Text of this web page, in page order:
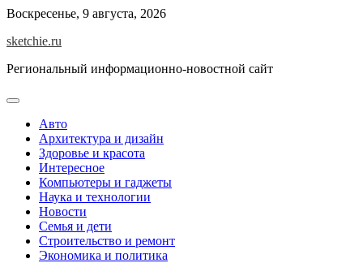
Skip
content
Воскресенье, 9 августа, 2026
sketchie.ru
Региональный информационно-новостной сайт
Авто
Архитектура и дизайн
Здоровье и красота
Интересное
Компьютеры и гаджеты
Наука и технологии
Новости
Семья и дети
Строительство и ремонт
Экономика и политика